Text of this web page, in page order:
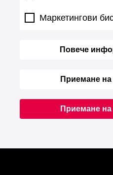
Маркетингови
Повече
Приемане на
Приемане на